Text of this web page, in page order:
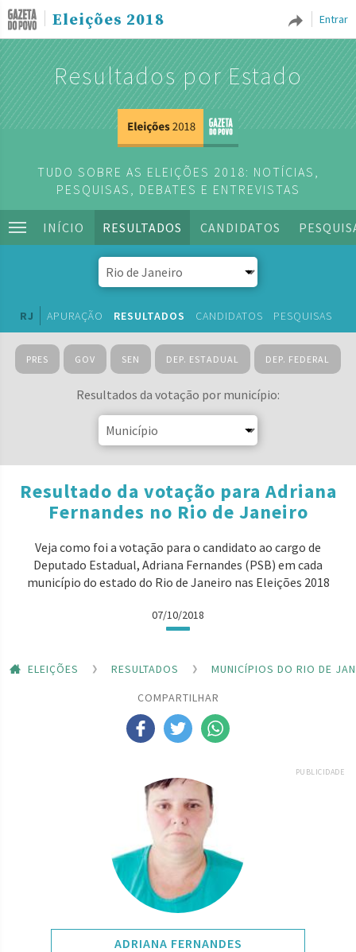
Entrar
Eleições 2018
Resultados por Estado
TUDO SOBRE AS ELEIÇÕES 2018: NOTÍCIAS,
PESQUISAS, DEBATES E ENTREVISTAS
INÍCIO RESULTADOS CANDIDATOS
RJ APURAÇÃO RESULTADOS CANDIDATOS PESQUISAS
PRES GOV SEN DEP. ESTADUAL DEP. FEDERAL
Resultados da votação por município:
Resultado da votação para Adriana
Fernandes no Rio de Janeiro
Veja como foi a votação para o candidato ao cargo de
Deputado Estadual, Adriana Fernandes (PSB) em cada
município do estado do Rio de Janeiro nas Eleições 2018
07/10/2018
ELEIÇÕES RESULTADOS
MUNICÍPIOS DO RIO DE
COMPARTILHAR
PUBLICIDADE
ADRIANA FERNANDES